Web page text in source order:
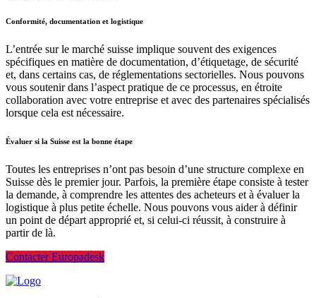
Conformité, documentation et logistique
L’entrée sur le marché suisse implique souvent des exigences
spécifiques en matière de documentation, d’étiquetage, de sécurité
et, dans certains cas, de réglementations sectorielles. Nous pouvons
vous soutenir dans l’aspect pratique de ce processus, en étroite
collaboration avec votre entreprise et avec des partenaires spécialisés
lorsque cela est nécessaire.
Évaluer si la Suisse est la bonne étape
Toutes les entreprises n’ont pas besoin d’une structure complexe en
Suisse dès le premier jour. Parfois, la première étape consiste à tester
la demande, à comprendre les attentes des acheteurs et à évaluer la
logistique à plus petite échelle. Nous pouvons vous aider à définir
un point de départ approprié et, si celui-ci réussit, à construire à
partir de là.
Contacter Europadesk